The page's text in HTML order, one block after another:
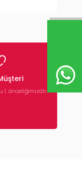
önceliğimizdir.